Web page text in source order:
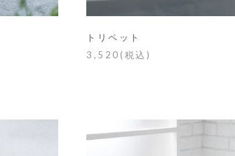
トリペット
3,520(税込)